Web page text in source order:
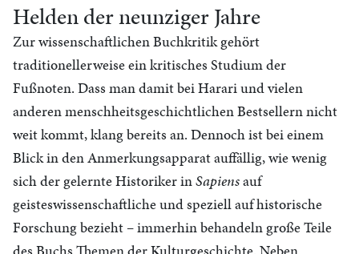
Helden der neunziger Jahre
Zur wissenschaftlichen Buchkritik gehört
traditionellerweise ein kritisches Studium der
Fußnoten. Dass man damit bei Harari und vielen
anderen menschheitsgeschichtlichen Bestsellern nicht
weit kommt, klang bereits an. Dennoch ist bei einem
Blick in den Anmerkungsapparat auffällig, wie wenig
sich der gelernte Historiker inSapiensauf
geisteswissenschaftliche und speziell auf historische
Forschung bezieht – immerhin behandeln große Teile